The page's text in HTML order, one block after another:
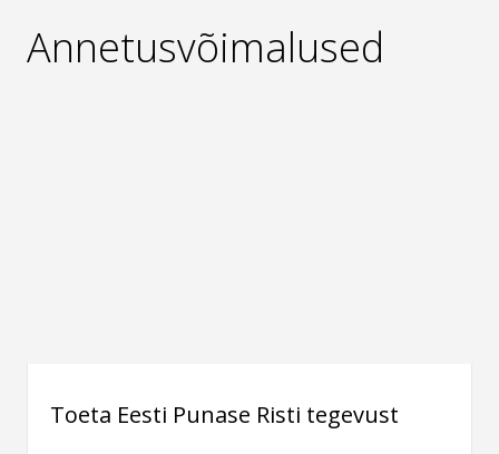
Annetusvõimalused
Toeta Eesti Punase Risti tegevust